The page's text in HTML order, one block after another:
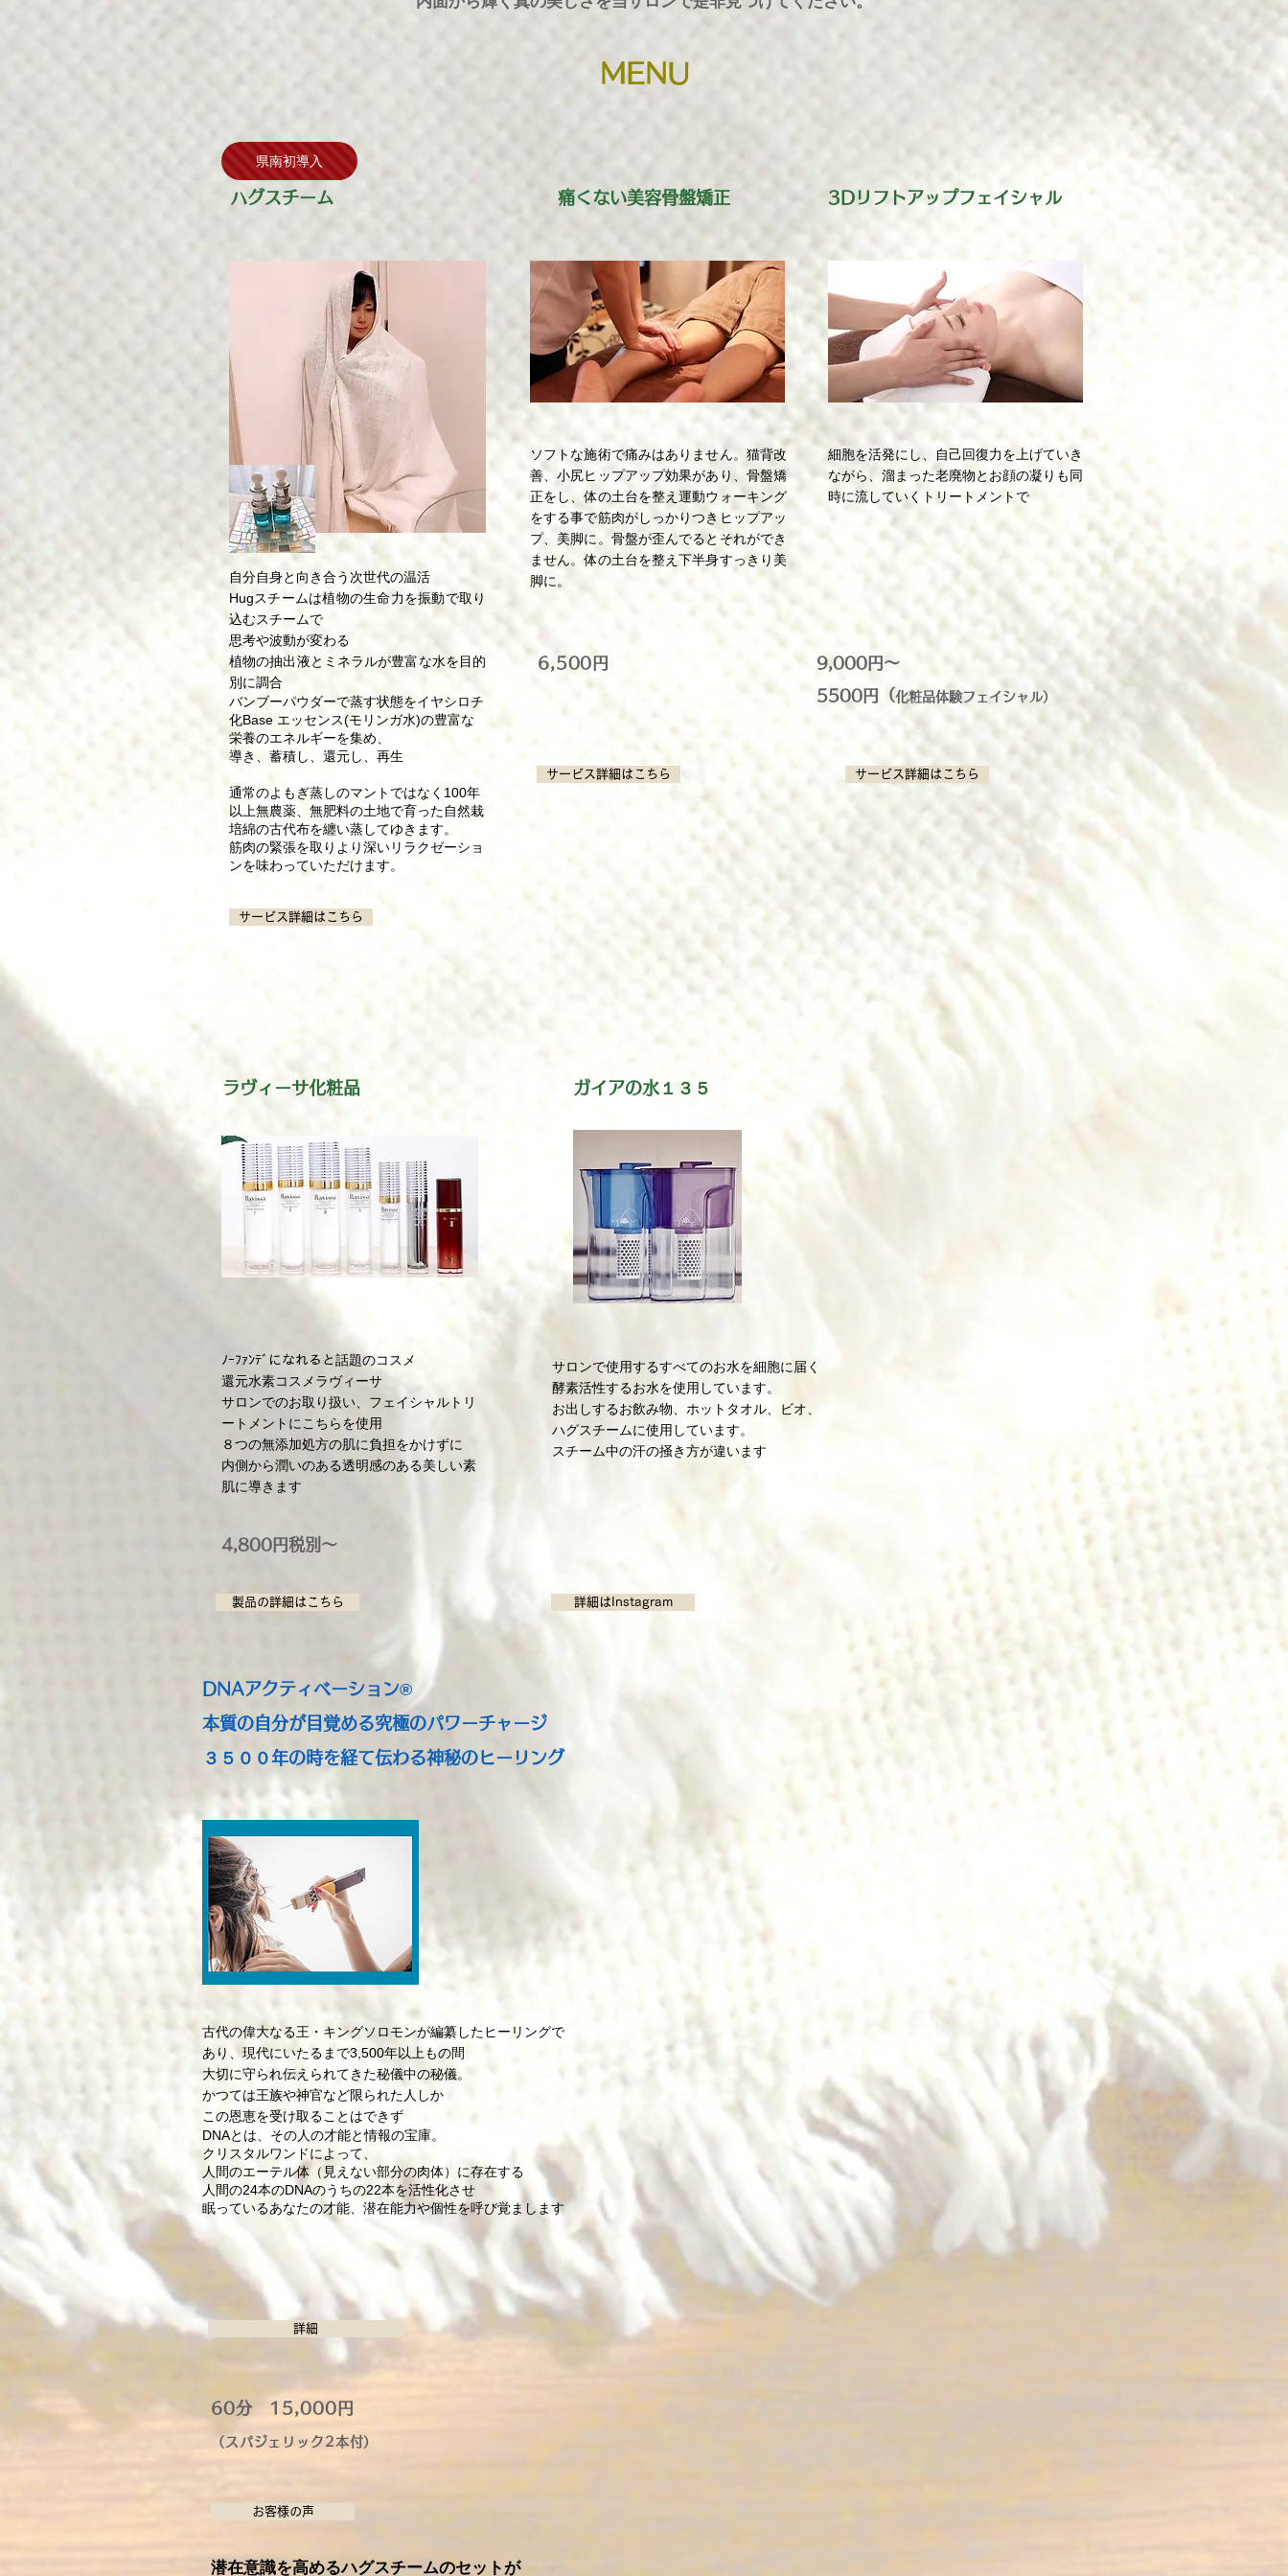
MENU
県南初導入
ハグスチーム
自分自身と向き合う次世代の温活
Hugスチームは植物の生命力を振動で取り
込むスチームで
思考や波動が変わる
植物の抽出液とミネラルが豊富な水を目的
別に調合
バンブーパウダーで蒸す状態をイヤシロチ
化Base エッセンス(モリンガ水)の豊富な
栄養のエネルギーを集め、
導き、蓄積し、還元し、再生
通常のよもぎ蒸しのマントではなく100年
以上無農薬、無肥料の土地で育った自然栽
培綿の古代布を纏い蒸してゆきます。
筋肉の緊張を取りより深いリラクゼーショ
ンを味わっていただけます。
痛くない美容骨盤矯正
ソフトな施術で痛みはありません。猫背改
善、小尻ヒップアップ効果があり、骨盤矯
正をし、体の土台を整え運動ウォーキング
をする事で筋肉がしっかりつきヒップアッ
プ、美脚に。骨盤が歪んでるとそれができ
ません。体の土台を整え下半身すっきり美
脚に。
6,500円
サービス詳細はこちら
3Dリフトアップフェイシャル
細胞を活発にし、自己回復力を上げていき
ながら、溜まった老廃物とお顔の凝りも同
時に流していくトリートメントで
9,000円～
5500円（化粧品体験フェイシャル）
サービス詳細はこちら
サービス詳細はこちら
ラヴィーサ化粧品
ﾉｰﾌｧﾝﾃﾞになれると話題のコスメ
還元水素コスメラヴィーサ
サロンでのお取り扱い、フェイシャルトリ
ートメントにこちらを使用
８つの無添加処方の肌に負担をかけずに
内側から潤いのある透明感のある美しい素
肌に導きます
ガイアの水１３５
サロンで使用するすべてのお水を細胞に届く
酵素活性するお水を使用しています。
お出しするお飲み物、ホットタオル、ビオ、
ハグスチームに使用しています。
スチーム中の汗の掻き方が違います
4,800円税別～
製品の詳細はこちら 詳細はInstagram
DNAアクティベーション®
本質の自分が目覚める究極のパワーチャージ
３５００年の時を経て伝わる神秘のヒーリング
古代の偉大なる王・キングソロモンが編纂したヒーリングで
あり、現代にいたるまで3,500年以上もの間
大切に守られ伝えられてきた秘儀中の秘儀。
かつては王族や神官など限られた人しか
この恩恵を受け取ることはできず
DNAとは、その人の才能と情報の宝庫。
クリスタルワンドによって、
人間のエーテル体（見えない部分の肉体）に存在する
人間の24本のDNAのうちの22本を活性化させ
​眠っているあなたの才能、潜在能力や個性を呼び覚まします
詳細
60分 15,000円
（スパジェリック2本付）
お客様の声
潜在意識を高めるハグスチームのセットが